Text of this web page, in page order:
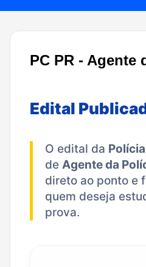
PC PR -
Edital
O edital da
de Agente da
direto ao ponto e
quem deseja
prova.